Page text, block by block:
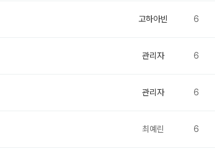
고하아빈 6
관리자 6
관리자 6
최예린 6